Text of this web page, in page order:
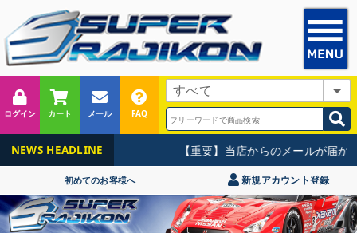
ログイン カート メール FAQ
NEWS HEADLINE 【重要】当店からのメールが届か
初めてのお客様へ 新規アカウント登録